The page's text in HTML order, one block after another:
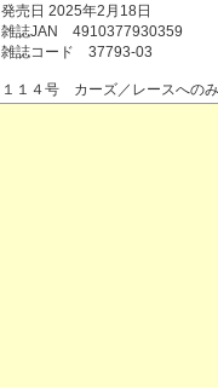
発売日 2025年2月18日
雑誌JAN 4910377930359
雑誌コード 37793-03
１１４号 カーズ／レースへの